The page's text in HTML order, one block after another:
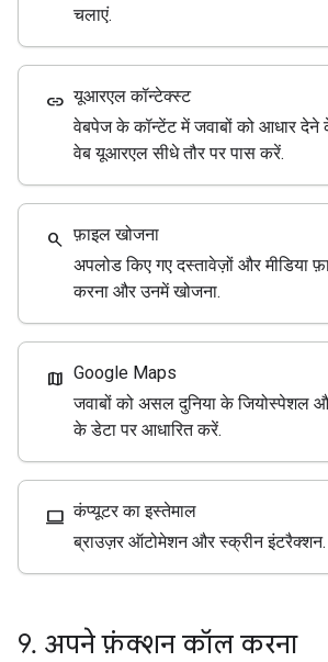
चलाएं.
link यूआरएल कॉन्टेक्स्ट
वेबपेज के कॉन्टेंट में जवाबों को आधार देने
वेब यूआरएल सीधे तौर पर पास करें.
search फ़ाइल खोजना
अपलोड किए गए दस्तावेज़ों और मीडिया
करना और उनमें खोजना.
map Google Maps
जवाबों को असल दुनिया के जियोस्पेशल
के डेटा पर आधारित करें.
computer कंप्यूटर का इस्तेमाल
ब्राउज़र ऑटोमेशन और स्क्रीन इंटरैक्शन.
9. अपने फ़ंक्शन कॉल करना